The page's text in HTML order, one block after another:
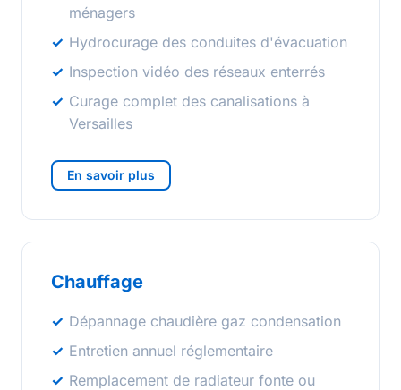
ménagers
Hydrocurage des conduites d'évacuation
Inspection vidéo des réseaux enterrés
Curage complet des canalisations à
Versailles
En savoir plus
Chauffage
Dépannage chaudière gaz condensation
Entretien annuel réglementaire
Remplacement de radiateur fonte ou